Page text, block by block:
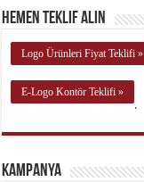
Hemen Teklif Alın
Logo Ürünleri Fiyat Teklifi »
E-Logo Kontör Teklifi »
.
Kampanya